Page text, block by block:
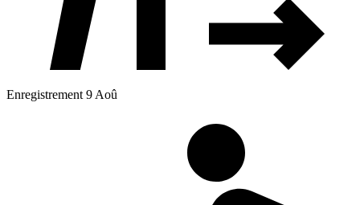
Enregistrement 9 Aoû